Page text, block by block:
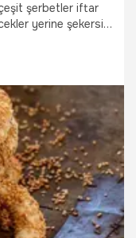
şerbetler iftar
yerine şekersiz